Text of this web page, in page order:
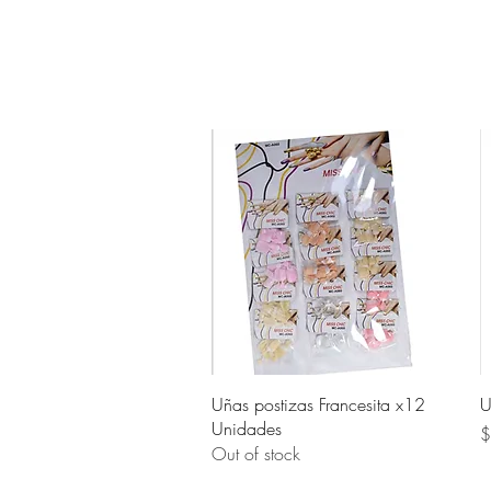
Quick View
Uñas postizas Francesita x12
Unidades
Out of stock